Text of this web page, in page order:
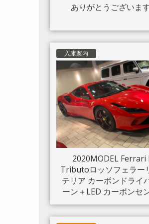
ありがとうございます
入庫案内
2020MODEL Ferrari
Tributoロッソフェラー
テリア カーボンドライ
ーン＋LED カーボンセ
ブリッジ カーボンイン
アハンドル カーボンリ